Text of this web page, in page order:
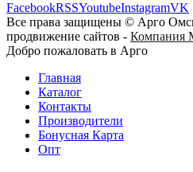
FacebookRSSYoutubeInstagramVK
Все права защищены © Арго
продвижение сайтов - Компания
Добро пожаловать в Арго
Главная
Каталог
Контакты
Производители
Бонусная Карта
Опт